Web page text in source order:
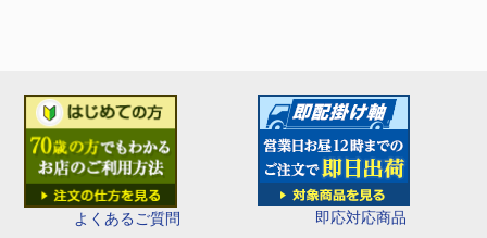
よくあるご質問 即応対応商品